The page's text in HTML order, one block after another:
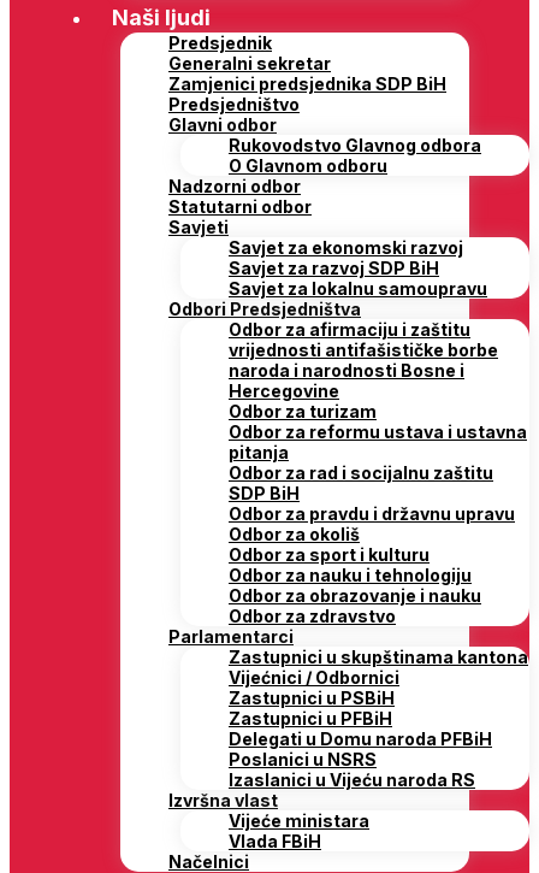
Naši ljudi
Predsjednik
Generalni sekretar
Zamjenici predsjednika SDP BiH
Predsjedništvo
Glavni odbor
Rukovodstvo Glavnog odbora
O Glavnom odboru
Nadzorni odbor
Statutarni odbor
Savjeti
Savjet za ekonomski razvoj
Savjet za razvoj SDP BiH
Savjet za lokalnu samoupravu
Odbori Predsjedništva
Odbor za afirmaciju i zaštitu
vrijednosti antifašističke borbe
naroda i narodnosti Bosne i
Hercegovine
Odbor za turizam
Odbor za reformu ustava i ustavna
pitanja
Odbor za rad i socijalnu zaštitu
SDP BiH
Odbor za pravdu i državnu upravu
Odbor za okoliš
Odbor za sport i kulturu
Odbor za nauku i tehnologiju
Odbor za obrazovanje i nauku
Odbor za zdravstvo
Parlamentarci
Zastupnici u skupštinama kantona
Vijećnici / Odbornici
Zastupnici u PSBiH
Zastupnici u PFBiH
Delegati u Domu naroda PFBiH
Poslanici u NSRS
Izaslanici u Vijeću naroda RS
Izvršna vlast
Vijeće ministara
Vlada FBiH
Načelnici